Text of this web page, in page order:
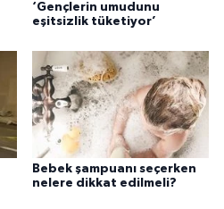
‘Gençlerin umudunu
eşitsizlik tüketiyor’
Bebek şampuanı seçerken
nelere dikkat edilmeli?